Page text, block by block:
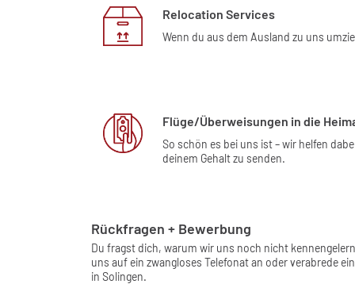
Relocation Services
Wenn du aus dem Ausland zu uns
Flüge/Überweisungen in die
So schön es bei uns ist – wir helfen
deinem Gehalt zu senden.
Rückfragen + Bewerbung
Du fragst dich, warum wir uns noch nicht
uns auf ein zwangloses Telefonat an oder verabrede
in Solingen.